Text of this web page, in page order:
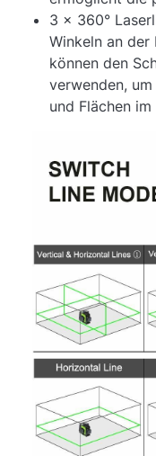
3 x 360°
Winkeln an der
können den
verwenden,
und Flächen